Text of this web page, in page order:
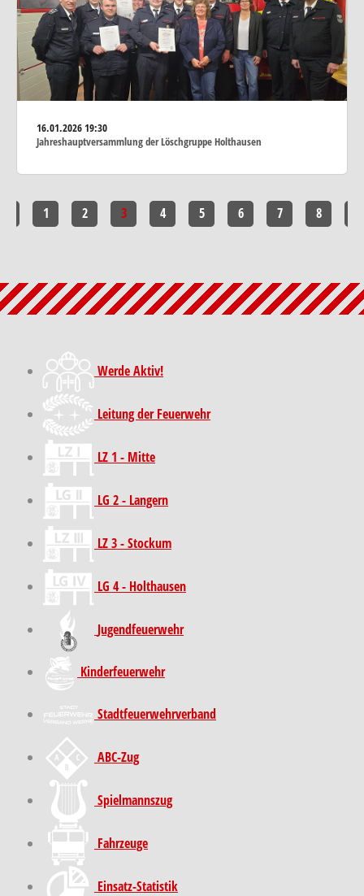
16.01.202619:30
Jahreshauptversammlung der Löschgruppe Holthausen
1 2 3 4 5 6 7 8
Werde Aktiv!
Leitung der Feuerwehr
LZ 1 - Mitte
LG 2 - Langern
LZ 3 - Stockum
LG 4 - Holthausen
Jugendfeuerwehr
Kinder­feuer­wehr
Stadt­feuer­wehr­verband
ABC-Zug
Spielmannszug
Fahrzeuge
Einsatz-Statistik